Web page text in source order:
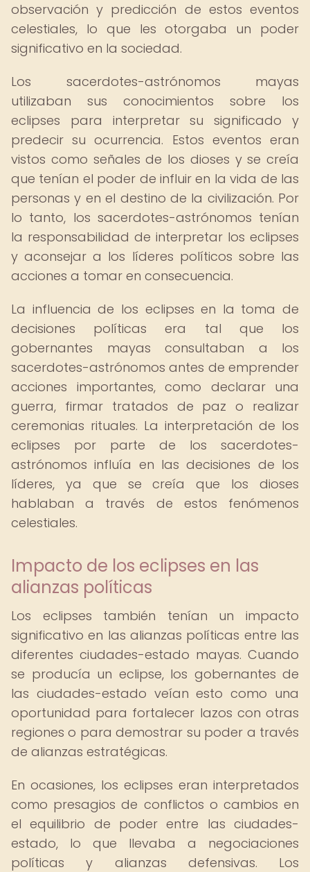
observación y predicción de estos eventos
celestiales, lo que les otorgaba un poder
significativo en la sociedad.
Los sacerdotes-astrónomos mayas
utilizaban sus conocimientos sobre los
eclipses para interpretar su significado y
predecir su ocurrencia. Estos eventos eran
vistos como señales de los dioses y se creía
que tenían el poder de influir en la vida de las
personas y en el destino de la civilización. Por
lo tanto, los sacerdotes-astrónomos tenían
la responsabilidad de interpretar los eclipses
y aconsejar a los líderes políticos sobre las
acciones a tomar en consecuencia.
La influencia de los eclipses en la toma de
decisiones políticas era tal que los
gobernantes mayas consultaban a los
sacerdotes-astrónomos antes de emprender
acciones importantes, como declarar una
guerra, firmar tratados de paz o realizar
ceremonias rituales. La interpretación de los
eclipses por parte de los sacerdotes-
astrónomos influía en las decisiones de los
líderes, ya que se creía que los dioses
hablaban a través de estos fenómenos
celestiales.
Impacto de los eclipses en las
alianzas políticas
Los eclipses también tenían un impacto
significativo en las alianzas políticas entre las
diferentes ciudades-estado mayas. Cuando
se producía un eclipse, los gobernantes de
las ciudades-estado veían esto como una
oportunidad para fortalecer lazos con otras
regiones o para demostrar su poder a través
de alianzas estratégicas.
En ocasiones, los eclipses eran interpretados
como presagios de conflictos o cambios en
el equilibrio de poder entre las ciudades-
estado, lo que llevaba a negociaciones
políticas y alianzas defensivas. Los